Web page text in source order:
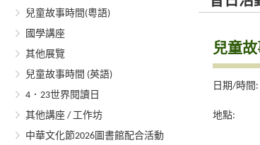
兒童故事時間(粵語)
國學講座
其他展覽
兒童故事時間 (英語)
4．23世界閱讀日
其他講座 / 工作坊
中華文化節2026圖書館配合活動
兒童
日期/時間:
地點: